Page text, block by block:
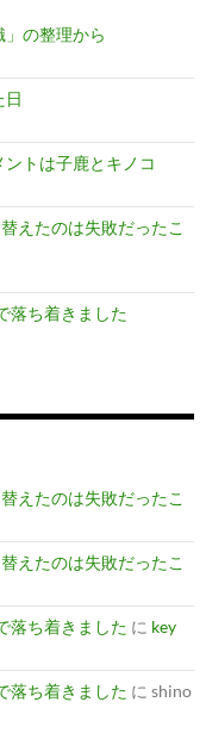
の整理から
日
トは子鹿とキノコ
えたのは失敗だったこ
落ち着きました
えたのは失敗だったこ
えたのは失敗だったこ
落ち着きました に key
落ち着きました に shino